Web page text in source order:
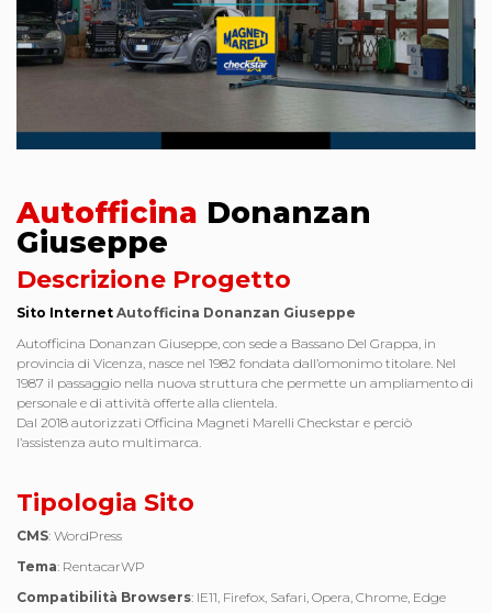
Autofficina Donanzan
Giuseppe
Descrizione Progetto
Sito Internet Autofficina Donanzan Giuseppe
Autofficina Donanzan Giuseppe, con sede a Bassano Del Grappa, in
provincia di Vicenza, nasce nel 1982 fondata dall’omonimo titolare. Nel
1987 il passaggio nella nuova struttura che permette un ampliamento di
personale e di attività offerte alla clientela.
Dal 2018 autorizzati Officina Magneti Marelli Checkstar e perciò
l’assistenza auto multimarca.
Tipologia Sito
CMS: WordPress
Tema: RentacarWP
Compatibilità Browsers: IE11, Firefox, Safari, Opera, Chrome, Edge